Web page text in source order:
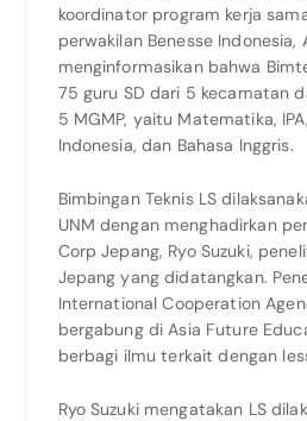
koordinator program kerja
perwakilan Benesse
menginformasikan bahwa
75 guru SD dari 5 kecamatan
5 MGMP, yaitu Matematika,
Indonesia, dan Bahasa Inggris.
Bimbingan Teknis LS
UNM dengan menghadirkan
Corp Jepang, Ryo Suzuki,
Jepang yang didatangkan.
International Cooperation
bergabung di Asia Future
berbagi ilmu terkait dengan
Ryo Suzuki mengatakan LS